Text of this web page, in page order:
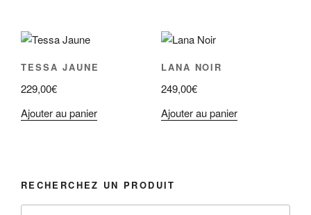
TESSA JAUNE
229,00€
Ajouter au panier
LANA NOIR
249,00€
Ajouter au panier
RECHERCHEZ UN PRODUIT